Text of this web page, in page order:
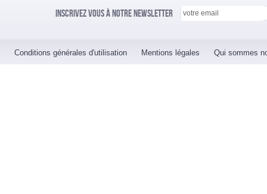
Inscrivez vous à notre newsletter
Conditions générales d'utilisation Mentions légales Qui sommes